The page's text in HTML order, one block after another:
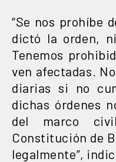
“Se nos prohíbe
dictó la orden,
Tenemos
ven afectadas.
diarias si no
dichas órdenes
del marco
Constitución de
legalmente”,